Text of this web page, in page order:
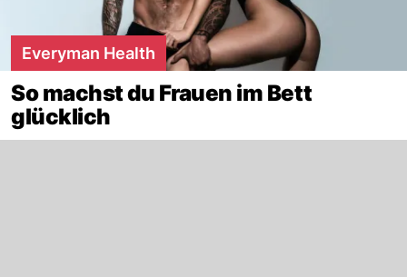
Everyman Health
So machst du Frauen im Bett
glücklich